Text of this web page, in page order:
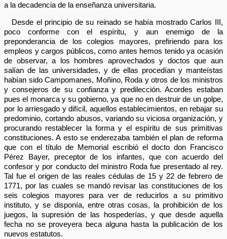
a la decadencia de la enseñanza universitaria.
Desde el principio de su reinado se había mostrado Carlos III,
poco conforme con el espíritu, y aun enemigo de la
preponderancia de los colegios mayores, prefiriendo para los
empleos y cargos públicos, como antes hemos tenido ya ocasión
de observar, a los hombres aprovechados y doctos que aun
salían de las universidades, y de ellas procedían y manteístas
habían sido Campomanes, Moñino, Roda y otros de los ministros
y consejeros de su confianza y predilección. Acordes estaban
pues el monarca y su gobierno, ya que no en destruir de un golpe,
por lo arriesgado y difícil, aquellos establecimientos, en rebajar su
predominio, cortando abusos, variando su viciosa organización, y
procurando restablecer la forma y el espíritu de sus primitivas
constituciones. A esto se enderezaba también el plan de reforma
que con el título de Memorial escribió el docto don Francisco
Pérez Bayer, preceptor de los infantes, que con acuerdo del
confesor y por conducto del ministro Roda fue presentado al rey.
Tal fue el origen de las reales cédulas de 15 y 22 de febrero de
1771, por las cuales se mandó revisar las constituciones de los
seis colegios mayores para ver de reducirlos a su primitivo
instituto, y se disponía, entre otras cosas, la prohibición de los
juegos, la supresión de las hospederías, y que desde aquella
fecha no se proveyera beca alguna hasta la publicación de los
nuevos estatutos.